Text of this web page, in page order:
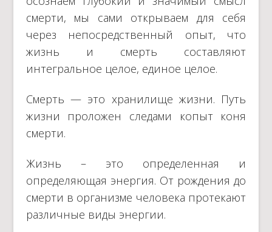
смерти, мы сами открываем для себя
через непосредственный опыт, что
жизнь и смерть составляют
интегральное целое, единое целое.
Смерть — это хранилище жизни. Путь
жизни проложен следами копыт коня
смерти.
Жизнь – это определенная и
определяющая энергия. От рождения до
смерти в организме человека протекают
различные виды энергии.